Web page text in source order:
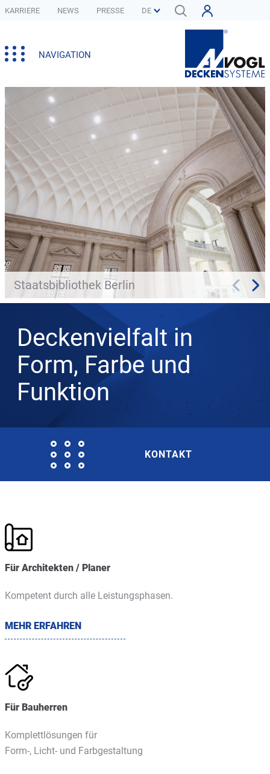
KARRIERE NEWS PRESSE
NAVIGATION
Staatsbibliothek Berlin
Deckenvielfalt in
Form, Farbe und
Funktion
KONTAKT
Für Architekten / Planer
Kompetent durch alle Leistungsphasen.
MEHR ERFAHREN
Für Bauherren
Komplettlösungen für
Form-, Licht- und Farbgestaltung